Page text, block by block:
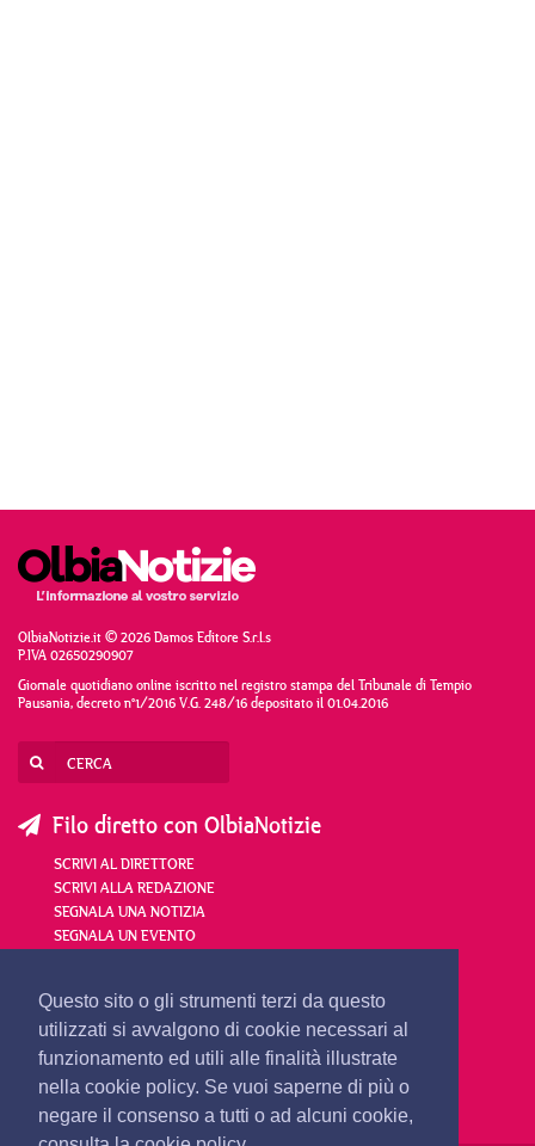
Questo sito o gli strumenti terzi da questo
utilizzati si avvalgono di cookie necessari al
funzionamento ed utili alle finalità illustrate
nella cookie policy. Se vuoi saperne di più o
negare il consenso a tutti o ad alcuni cookie,
OlbiaNotizie.it © 2026 Damos Editore S.r.l.s
P.IVA 02650290907
Giornale quotidiano online iscritto nel registro stampa del Tribunale di Tempio
Pausania, decreto n°1/2016 V.G. 248/16 depositato il 01.04.2016
Filo diretto con OlbiaNotizie
SCRIVI AL DIRETTORE
SCRIVI ALLA REDAZIONE
SEGNALA UNA NOTIZIA
SEGNALA UN EVENTO
redazione@olbianotizie.it